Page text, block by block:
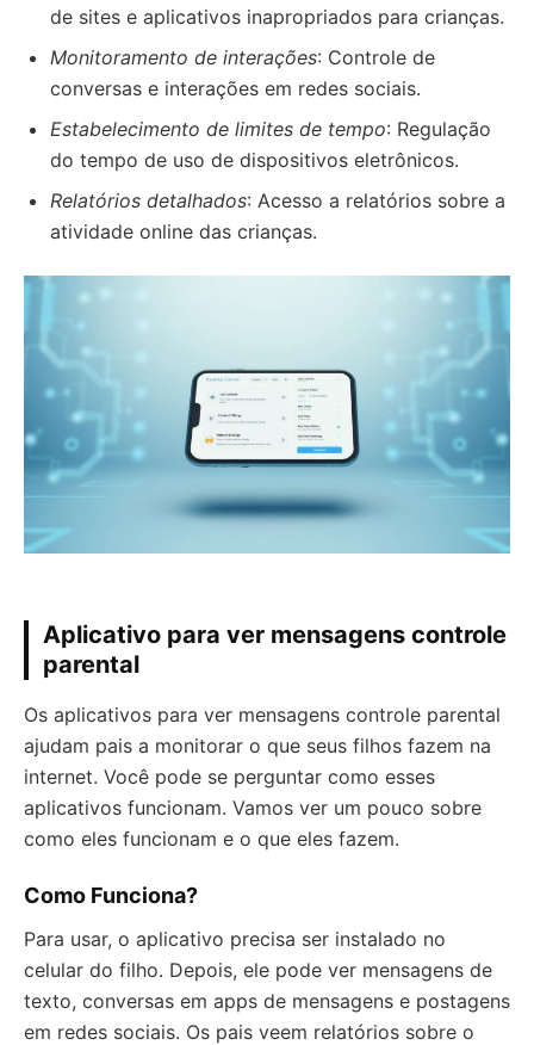
de sites e aplicativos inapropriados para crianças.
Monitoramento de interações: Controle de
conversas e interações em redes sociais.
Estabelecimento de limites de tempo: Regulação
do tempo de uso de dispositivos eletrônicos.
Relatórios detalhados: Acesso a relatórios sobre a
atividade online das crianças.
Aplicativo para ver mensagens controle
parental
Os aplicativos para ver mensagens controle parental
ajudam pais a monitorar o que seus filhos fazem na
internet. Você pode se perguntar como esses
aplicativos funcionam. Vamos ver um pouco sobre
como eles funcionam e o que eles fazem.
Como Funciona?
Para usar, o aplicativo precisa ser instalado no
celular do filho. Depois, ele pode ver mensagens de
texto, conversas em apps de mensagens e postagens
em redes sociais. Os pais veem relatórios sobre o